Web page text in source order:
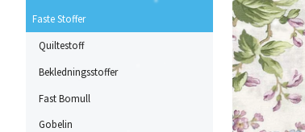
Faste Stoffer
Quiltestoff
Bekledningsstoffer
Fast Bomull
Gobelin